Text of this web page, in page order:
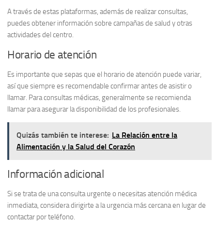
A través de estas plataformas, además de realizar consultas,
puedes obtener información sobre campañas de salud y otras
actividades del centro.
Horario de atención
Es importante que sepas que el horario de atención puede variar,
así que siempre es recomendable confirmar antes de asistir o
llamar. Para consultas médicas, generalmente se recomienda
llamar para asegurar la disponibilidad de los profesionales.
Quizás también te interese: La Relación entre la
Alimentación y la Salud del Corazón
Información adicional
Si se trata de una consulta urgente o necesitas atención médica
inmediata, considera dirigirte a laurgencia más cercanaen lugar de
contactar por teléfono.